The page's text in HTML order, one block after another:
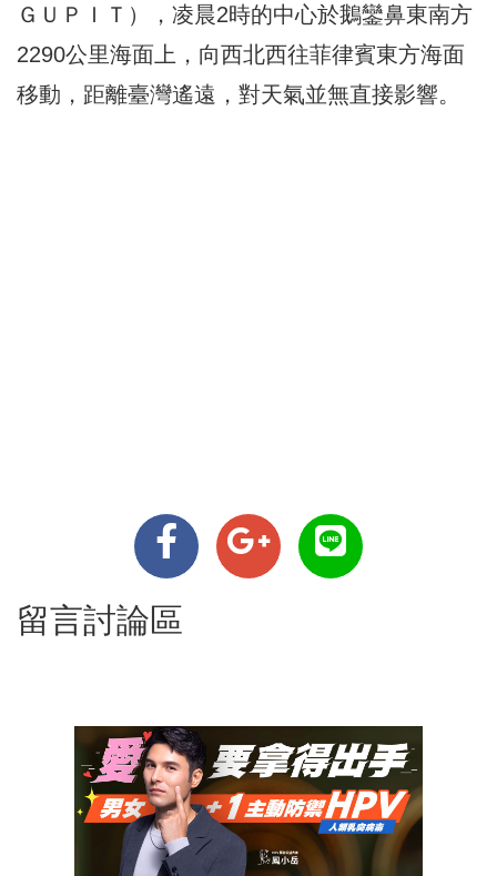
ＧＵＰＩＴ），凌晨2時的中心於鵝鑾鼻東南方
2290公里海面上，向西北西往菲律賓東方海面
移動，距離臺灣遙遠，對天氣並無直接影響。
留言討論區